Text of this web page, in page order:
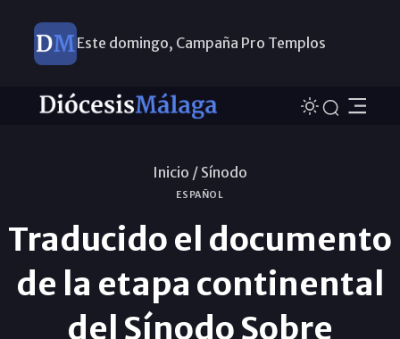
Este domingo, Campaña Pro Templos
Inicio / Sínodo
ESPAÑOL
Traducido el documento
de la etapa continental
del Sínodo Sobre